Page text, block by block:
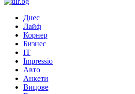
Днес
Лайф
Корнер
Бизнес
IT
Impressio
Авто
Анкети
Вицове